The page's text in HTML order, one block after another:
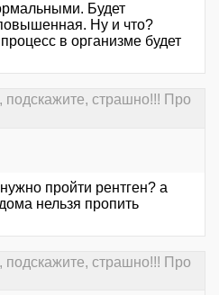
Будет
Ну и что?
в организме будет
страшно!!! Про
пройти рентген? а
нельзя пропить
страшно!!! Про